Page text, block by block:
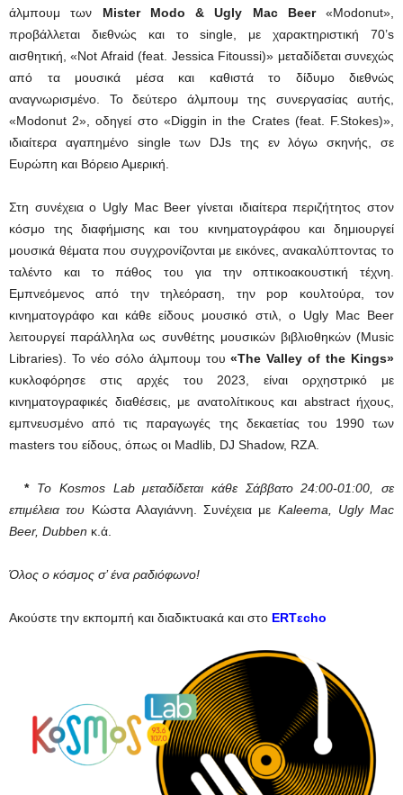
άλμπουμ των Mister Modo & Ugly Mac Beer«Modonut»,
προβάλλεται διεθνώς και το single, με χαρακτηριστική 70’s
αισθητική, «Not Afraid (feat. Jessica Fitoussi)» μεταδίδεται συνεχώς
από τα μουσικά μέσα και καθιστά το δίδυμο διεθνώς
αναγνωρισμένο. Το δεύτερο άλμπουμ της συνεργασίας αυτής,
«Modonut 2», οδηγεί στο «Diggin in the Crates (feat. F.Stokes)»,
ιδιαίτερα αγαπημένο single των DJs της εν λόγω σκηνής, σε
Ευρώπη και Βόρειο Αμερική.
Στη συνέχεια ο Ugly Mac Beer γίνεται ιδιαίτερα περιζήτητος στον
κόσμο της διαφήμισης και του κινηματογράφου και δημιουργεί
μουσικά θέματα που συγχρονίζονται με εικόνες, ανακαλύπτοντας το
ταλέντο και το πάθος του για την οπτικοακουστική τέχνη.
Εμπνεόμενος από την τηλεόραση, την pop κουλτούρα, τον
κινηματογράφο και κάθε είδους μουσικό στιλ, ο Ugly Mac Beer
λειτουργεί παράλληλα ως συνθέτης μουσικών βιβλιοθηκών (Music
Libraries). Το νέο σόλο άλμπουμ του«The Valley of the Kings»
κυκλοφόρησε στις αρχές του 2023, είναι ορχηστρικό με
κινηματογραφικές διαθέσεις, με ανατολίτικους και abstract ήχους,
εμπνευσμένο από τις παραγωγές της δεκαετίας του 1990 των
masters του είδους, όπως οι Madlib, DJ Shadow, RZA.
* Το Kosmos Lab μεταδίδεται κάθε Σάββατο 24:00-01:00, σε
επιμέλεια του Κώστα Αλαγιάννη. Συνέχεια με Kaleema, Ugly Mac
Beer, Dubben κ.ά.
Όλος ο κόσμος σ’ ένα ραδιόφωνο!
Ακούστε την εκπομπή και διαδικτυακά και στο ERTεcho